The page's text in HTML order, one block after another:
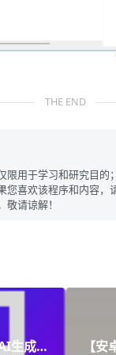
THE END
限用于学习和研究目
喜欢该程序和内容
请谅解！
生成简 【